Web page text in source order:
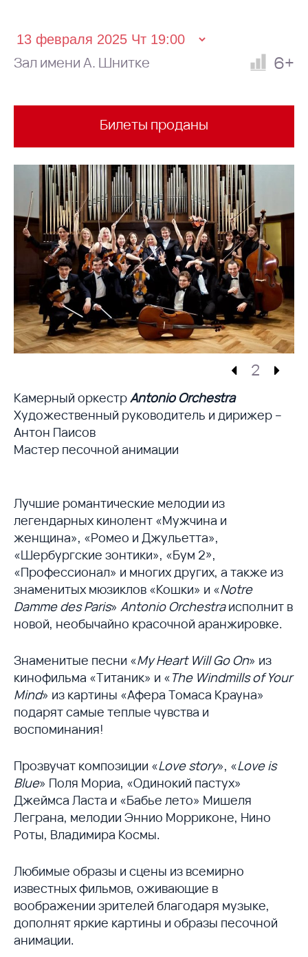
Зал имени А. Шнитке 6+
Билеты проданы
2
Камерный оркестр Antonio Orchestra
Художественный руководитель и дирижер –
Антон Паисов
Мастер песочной анимации
Лучшие романтические мелодии из
легендарных кинолент «Мужчина и
женщина», «Ромео и Джульетта»,
«Шербургские зонтики», «Бум 2»,
«Профессионал» и многих других, а также из
знаменитых мюзиклов «Кошки» и «Notre
Damme des Paris» Antonio Orchestraисполнит в
новой, необычайно красочной аранжировке.
Знаменитые песни «My Heart Will Go On» из
кинофильма «Титаник» и «The Windmills of Your
Mind» из картины «Афера Томаса Крауна»
подарят самые теплые чувства и
воспоминания!
Прозвучат композиции «Love story», «Love is
Blue» Поля Мориа, «Одинокий пастух»
Джеймса Ласта и «Бабье лето» Мишеля
Леграна, мелодии Эннио Морриконе, Нино
Роты, Владимира Космы.
Любимые образы и сцены из всемирно
известных фильмов, оживающие в
воображении зрителей благодаря музыке,
дополнят яркие картины и образы песочной
анимации.